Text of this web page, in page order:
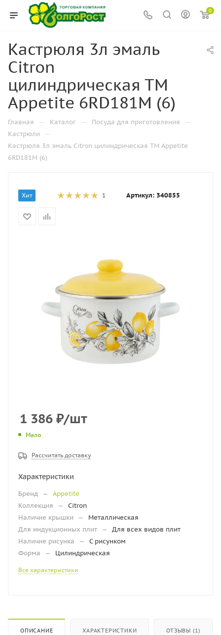
0
Кастрюля 3л эмаль
Citron
цилиндрическая ТМ
Appetite 6RD181M (6)
Главная — Каталог — Посуда для приготовления —
Кастрюли —
Кастрюля 3л эмаль Citron цилиндрическая ТМ Appetite
6RD181M (6)
Хит 1 Артикул: 340855
1 386 ₽/шт
Мало
Рассчитать доставку
Характеристики
Бренд —
Appetite
Коллекция
—
Citron
Наличие крышки
—
Металлическая
Для индукционных плит —
Для всех видов плит
Наличие рисунка
—
С рисунком
Форма
— Цилиндрическая
Все характеристики
ОПИСАНИЕ ХАРАКТЕРИСТИКИ ОТЗЫВЫ (1)